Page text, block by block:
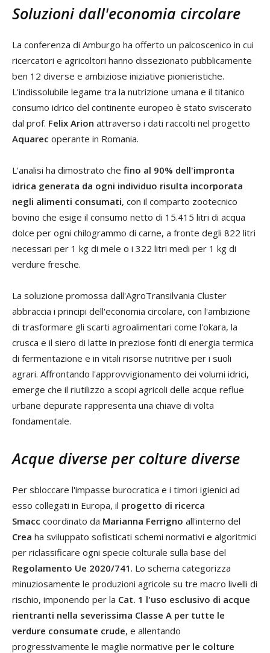
Soluzioni dall'economia circolare
La conferenza di Amburgo ha offerto un palcoscenico in cui
ricercatori e agricoltori hanno dissezionato pubblicamente
ben 12 diverse e ambiziose iniziative pionieristiche.
L'indissolubile legame tra la nutrizione umana e il titanico
consumo idrico del continente europeo è stato sviscerato
dal prof. Felix Arion attraverso i dati raccolti nel progetto
Aquarec operante in Romania.
L'analisi ha dimostrato che fino al 90% dell'impronta
idrica generata da ogni individuo risulta incorporata
negli alimenti consumati, con il comparto zootecnico
bovino che esige il consumo netto di 15.415 litri di acqua
dolce per ogni chilogrammo di carne, a fronte degli 822 litri
necessari per 1 kg di mele o i 322 litri medi per 1 kg di
verdure fresche.
La soluzione promossa dall'AgroTransilvania Cluster
abbraccia i principi dell'economia circolare, con l'ambizione
di trasformare gli scarti agroalimentari come l'okara, la
crusca e il siero di latte in preziose fonti di energia termica
di fermentazione e in vitali risorse nutritive per i suoli
agrari. Affrontando l'approvvigionamento dei volumi idrici,
emerge che il riutilizzo a scopi agricoli delle acque reflue
urbane depurate rappresenta una chiave di volta
fondamentale.
Acque diverse per colture diverse
Per sbloccare l'impasse burocratica e i timori igienici ad
esso collegati in Europa, il progetto di ricerca
Smacc coordinato da Marianna Ferrigno all'interno del
Crea ha sviluppato sofisticati schemi normativi e algoritmici
per riclassificare ogni specie colturale sulla base del
Regolamento Ue 2020/741 . Lo schema categorizza
minuziosamente le produzioni agricole su tre macro livelli di
rischio, imponendo per la Cat. 1 l'uso esclusivo di acque
rientranti nella severissima Classe A per tutte le
verdure consumate crude, e allentando
progressivamente le maglie normative per le colture